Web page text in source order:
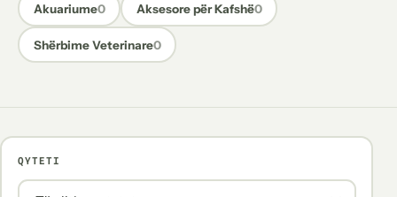
Akuariume0 Aksesore për Kafshë0
Shërbime Veterinare0
QYTETI